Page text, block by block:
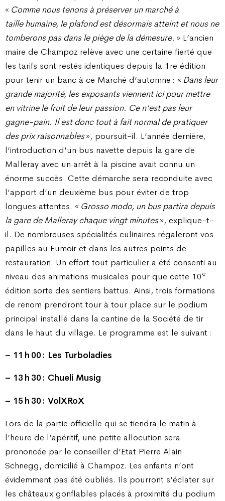
« Comme nous tenons à préserver un marché à
taille humaine, le plafond est désormais atteint et nous ne
tomberons pas dans le piège de la démesure. » L’ancien
maire de Champoz relève avec une certaine fierté que
les tarifs sont restés identiques depuis la 1re édition
pour tenir un banc à ce Marché d’automne : « Dans leur
grande majorité, les exposants viennent ici pour mettre
en vitrine le fruit de leur passion. Ce n’est pas leur
gagne-pain. Il est donc tout à fait normal de pratiquer
des prix raisonnables», poursuit-il. L’année dernière,
l’introduction d’un bus navette depuis la gare de
Malleray avec un arrêt à la piscine avait connu un
énorme succès. Cette démarche sera reconduite avec
l’apport d’un deuxième bus pour éviter de trop
longues attentes. « Grosso modo, un bus partira depuis
la gare de Malleray chaque vingt minutes», explique-t-
il. De nombreuses spécialités culinaires régaleront vos
papilles au Fumoir et dans les autres points de
restauration. Un effort tout particulier a été consenti au
niveau des animations musicales pour que cette 10e
édition sorte des sentiers battus. Ainsi, trois formations
de renom prendront tour à tour place sur le podium
principal installé dans la cantine de la Société de tir
dans le haut du village. Le programme est le suivant :
– 11 h 00 : Les Turboladies
– 13 h 30 : Chueli Musig
– 15 h 30 : VolXRoX
Lors de la partie officielle qui se tiendra le matin à
l’heure de l’apéritif, une petite allocution sera
prononcée par le conseiller d’Etat Pierre Alain
Schnegg, domicilié à Champoz. Les enfants n’ont
évidemment pas été oubliés. Ils pourront s’éclater sur
les châteaux gonflables placés à proximité du podium